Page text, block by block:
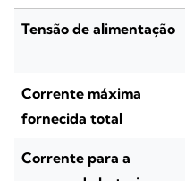
Tensão de alimentação
Corrente máxima
fornecida total
Corrente para a